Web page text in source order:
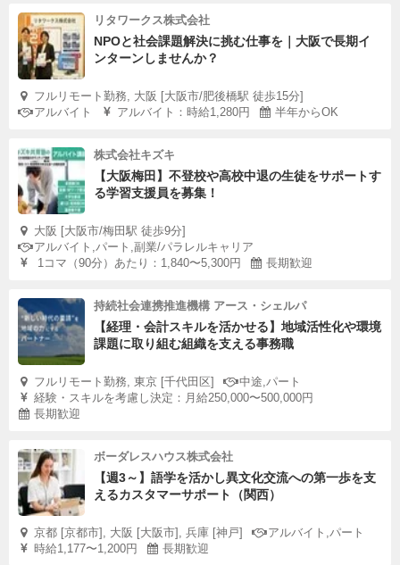
リタワークス株式会社
NPOと社会課題解決に挑む仕事を｜大阪で長期イ
ンターンしませんか？
フルリモート勤務, 大阪 [大阪市/肥後橋駅 徒歩15分]
アルバイト
アルバイト：時給1,280円 半年からOK
株式会社キズキ
【大阪梅田】不登校や高校中退の生徒をサポートす
る学習支援員を募集！
大阪 [大阪市/梅田駅 徒歩9分]
アルバイト,パート,副業/パラレルキャリア
1コマ（90分）あたり：1,840〜5,300円
長期歓迎
持続社会連携推進機構 アース・シェルパ
【経理・会計スキルを活かせる】地域活性化や環境
課題に取り組む組織を支える事務職
フルリモート勤務, 東京 [千代田区]
中途,パート
経験・スキルを考慮し決定：月給250,000〜500,000円
長期歓迎
ボーダレスハウス株式会社
【週3～】語学を活かし異文化交流への第一歩を支
えるカスタマーサポート（関西）
京都 [京都市], 大阪 [大阪市], 兵庫 [神戸]
アルバイト,パート
時給1,177〜1,200円
長期歓迎